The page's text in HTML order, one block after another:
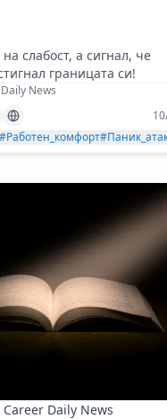
слабост, а сигнал, че
границата си!
News
#Работен_комфорт
Career Daily News